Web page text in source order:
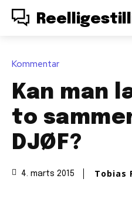
Kommentar
Kan man
to
DJØF?
4. marts 2015 Tobias